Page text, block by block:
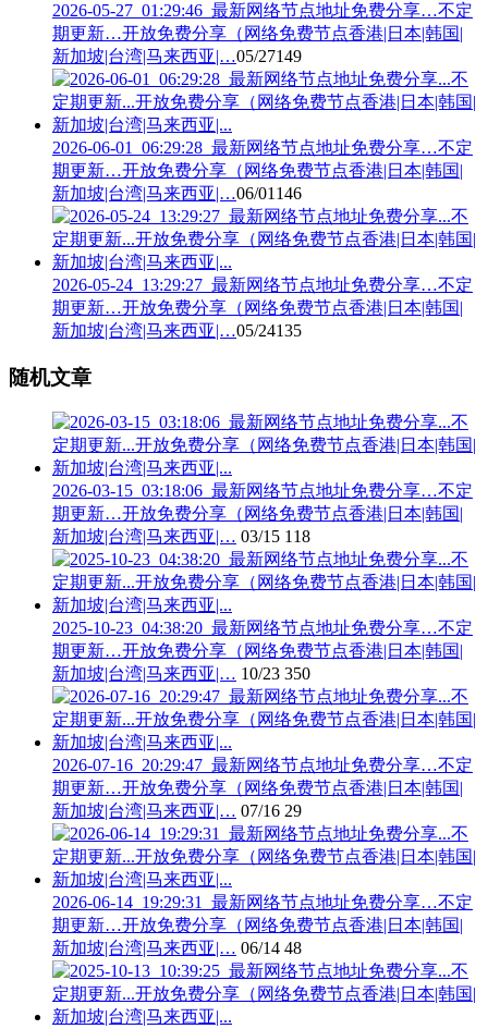
2026-05-27_01:29:46_最新网络节点地址免费分享…不定
期更新…开放免费分享（网络免费节点香港|日本|韩国|
新加坡|台湾|马来西亚|…05/27149
2026-06-01_06:29:28_最新网络节点地址免费分享…不定
期更新…开放免费分享（网络免费节点香港|日本|韩国|
新加坡|台湾|马来西亚|…06/01 146
2026-05-24_13:29:27_最新网络节点地址免费分享…不定
期更新…开放免费分享（网络免费节点香港|日本|韩国|
新加坡|台湾|马来西亚|…05/24135
随机文章
2026-03-15_03:18:06_最新网络节点地址免费分享…不定
期更新…开放免费分享（网络免费节点香港|日本|韩国|
新加坡|台湾|马来西亚|… 03/15 118
2025-10-23_04:38:20_最新网络节点地址免费分享…不定
期更新…开放免费分享（网络免费节点香港|日本|韩国|
新加坡|台湾|马来西亚|… 10/23 350
2026-07-16_20:29:47_最新网络节点地址免费分享…不定
期更新…开放免费分享（网络免费节点香港|日本|韩国|
新加坡|台湾|马来西亚|… 07/16 29
2026-06-14_19:29:31_最新网络节点地址免费分享…不定
期更新…开放免费分享（网络免费节点香港|日本|韩国|
新加坡|台湾|马来西亚|… 06/14 48